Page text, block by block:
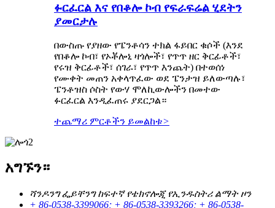
ፉርፈርል እና የበቆሎ ኮብ የፍራፍሬል ሂደትን
ያመርታሉ
በውስጡ የያዘው የፔንቶሳን ተክል ፋይበር ቁሶች (እንደ
የበቆሎ ኮብ፣ የኦቾሎኒ ዛጎሎች፣ የጥጥ ዘር ቅርፊቶች፣
የሩዝ ቅርፊቶች፣ ሰገራ፣ የጥጥ እንጨት) በተወሰነ
የሙቀት መጠን አቀላጥፈው ወደ ፔንታዝ ይለውጣሉ፣
ፔንቶዝስ ሶስት የውሃ ሞለኪውሎችን በመተው
ፉርፈርል እንዲፈጠሩ ያደርጋል።
ተጨማሪ ምርቶችን ይመልከቱ>
አግኙን።
ሻንዶንግ ፌይቸንግ ከፍተኛ የቴክኖሎጂ የኢንዱስትሪ ልማት ዞን
+ 86-0538-3399066; + 86-0538-3393266; + 86-0538-